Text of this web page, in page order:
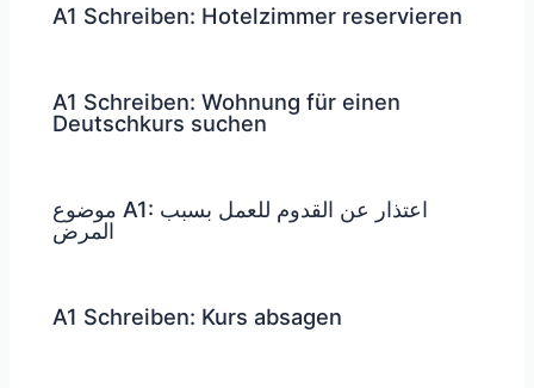
A1 Schreiben: Hotelzimmer reservieren
A1 Schreiben: Wohnung für einen
Deutschkurs suchen
موضوع A1: اعتذار عن القدوم للعمل بسبب
المرض
A1 Schreiben: Kurs absagen